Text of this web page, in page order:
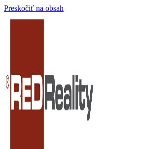
Preskočiť na obsah